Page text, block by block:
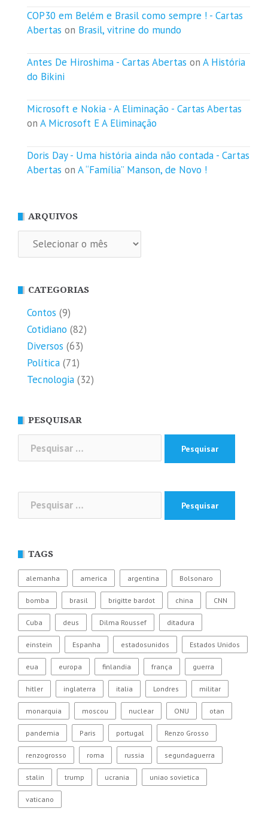
COP30 em Belém e Brasil como sempre ! - Cartas
Abertas on Brasil, vitrine do mundo
Antes De Hiroshima - Cartas Abertas on A História
do Bikini
Microsoft e Nokia - A Eliminação - Cartas Abertas
on A Microsoft E A Eliminação
Doris Day - Uma história ainda não contada - Cartas
Abertas on A “Família” Manson, de Novo !
ARQUIVOS
Arquivos
CATEGORIAS
Contos (9)
Cotidiano (82)
Diversos (63)
Política (71)
Tecnologia (32)
PESQUISAR
por:
Pesquisar
por:
TAGS
alemanha america argentina Bolsonaro
bomba brasil brigitte bardot china CNN
Cuba deus Dilma Roussef ditadura
einstein Espanha estadosunidos Estados Unidos
eua europa finlandia frança guerra
hitler inglaterra italia Londres militar
monarquia moscou nuclear ONU otan
pandemia Paris portugal Renzo Grosso
renzogrosso roma russia segundaguerra
stalin trump ucrania uniao sovietica
vaticano